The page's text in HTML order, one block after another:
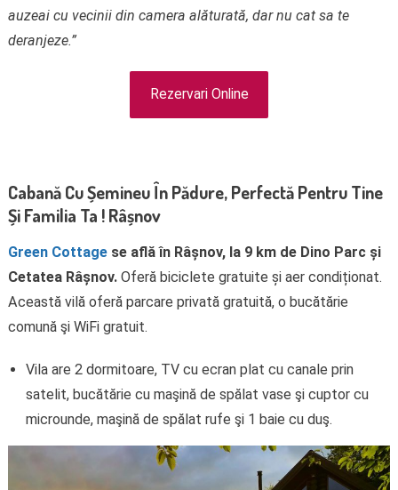
auzeai cu vecinii din camera alăturată, dar nu cat sa te
deranjeze.”
Rezervari Online
Cabană Cu Șemineu În Pădure, Perfectă Pentru Tine
Și Familia Ta ! Râșnov
Green Cottagese află în Râșnov, la 9 km de Dino Parc și
Cetatea Râșnov. Oferă biciclete gratuite și aer condiționat.
Această vilă oferă parcare privată gratuită, o bucătărie
comună şi WiFi gratuit.
Vila are 2 dormitoare, TV cu ecran plat cu canale prin
satelit, bucătărie cu maşină de spălat vase şi cuptor cu
microunde, maşină de spălat rufe şi 1 baie cu duş.